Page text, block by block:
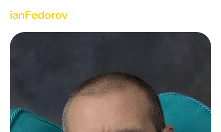
ianFedorov